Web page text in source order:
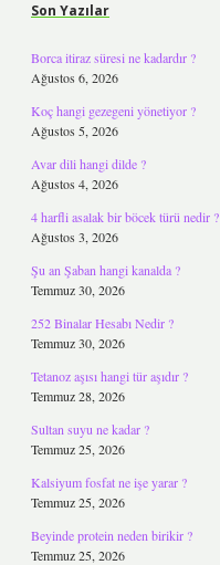
Son Yazılar
Borca itiraz süresi ne kadardır ?
Ağustos 6, 2026
Koç hangi gezegeni yönetiyor ?
Ağustos 5, 2026
Avar dili hangi dilde ?
Ağustos 4, 2026
4 harfli asalak bir böcek türü nedir ?
Ağustos 3, 2026
Şu an Şaban hangi kanalda ?
Temmuz 30, 2026
252 Binalar Hesabı Nedir ?
Temmuz 30, 2026
Tetanoz aşısı hangi tür aşıdır ?
Temmuz 28, 2026
Sultan suyu ne kadar ?
Temmuz 25, 2026
Kalsiyum fosfat ne işe yarar ?
Temmuz 25, 2026
Beyinde protein neden birikir ?
Temmuz 25, 2026